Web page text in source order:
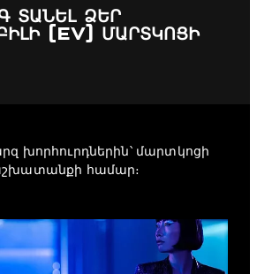
ՏԱՆԵԼ ՁԵՐ
(EV) ՄԱՐՏԿՈՑԻ
խորհուրդներին՝ մարտկոցի
համար։